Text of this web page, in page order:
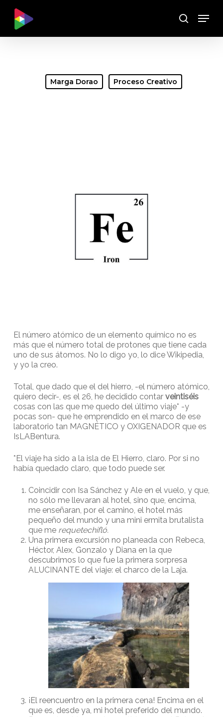
main
Buscar
Menu
Marga Dorao Proceso Creativo
El número atómico de un elemento químico no es
más que el número total de protones que tiene cada
uno de sus átomos. No lo digo yo, lo dice Wikipedia,
y yo la creo.
Total, que dado que el del hierro, -el número atómico,
quiero decir-, es el 26, he decidido contar veintiséis
cosas con las que me quedo del último viaje* -y
pocas son- que he emprendido en el marco de ese
laboratorio tan MAGNÉTICO y OXIGENADOR que es
IsLABentura.
*El viaje ha sido a la isla de El Hierro, claro. Por si no
había quedado claro, que todo puede ser.
Coincidir con Isa Sánchez y Ale en el vuelo, y que,
no sólo me llevaran al hotel, sino que, encima,
me enseñaran, por el camino, el hotel más
pequeño del mundo y una mini ermita brutalista
que me requetechifló.
Una primera excursión no planeada con Rebeca,
Héctor, Alex, Gonzalo y Diana en la que
descubrimos lo que fue la primera sorpresa
ALUCINANTE del viaje: el charco de la Laja.
¡El reencuentro en la primera cena! Encima en el
que es, desde ya, mi hotel preferido del mundo.